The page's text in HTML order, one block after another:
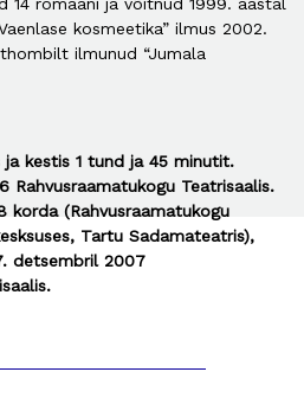
kosmeetika” ilmus 2002.
ilmunud “Jumala
kestis 1 tund ja 45 minutit.
Rahvusraamatukogu Teatrisaalis.
korda (Rahvusraamatukogu
Tartu Sadamateatris),
detsembril 2007